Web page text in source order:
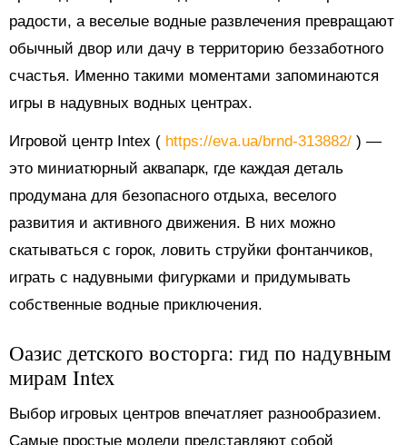
радости, а веселые водные развлечения превращают
обычный двор или дачу в территорию беззаботного
счастья. Именно такими моментами запоминаются
игры в надувных водных центрах.
Игровой центр Intex ( https://eva.ua/brnd-313882/ ) —
это миниатюрный аквапарк, где каждая деталь
продумана для безопасного отдыха, веселого
развития и активного движения. В них можно
скатываться с горок, ловить струйки фонтанчиков,
играть с надувными фигурками и придумывать
собственные водные приключения.
Оазис детского восторга: гид по надувным
мирам Intex
Выбор игровых центров впечатляет разнообразием.
Самые простые модели представляют собой